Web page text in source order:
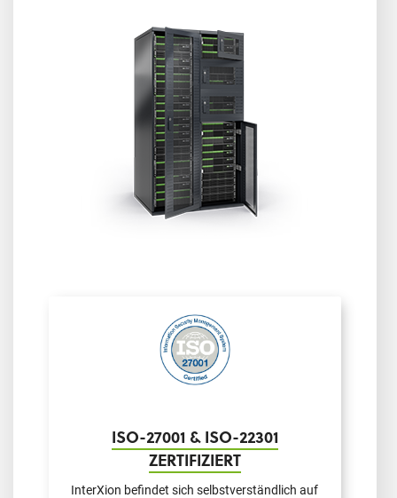
ISO-27001 & ISO-22301
ZERTIFIZIERT
InterXion befindet sich selbstverständlich auf